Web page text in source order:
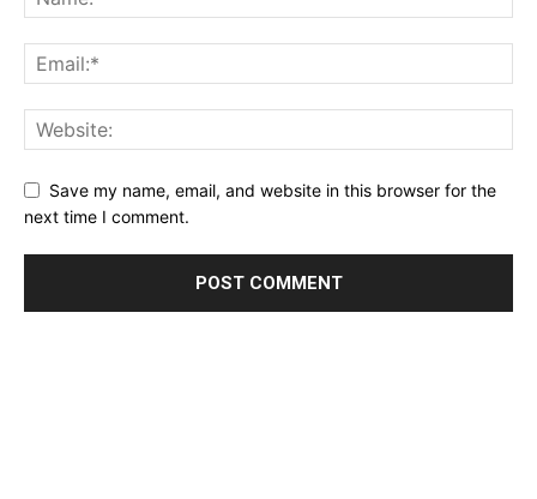
Save my name, email, and website in this browser for the
next time I comment.